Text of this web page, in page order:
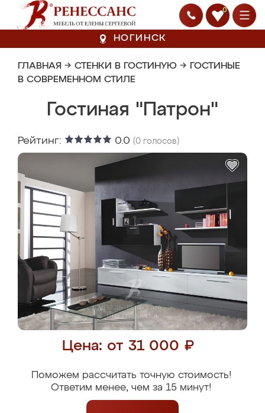
0
НОГИНСК
ГЛАВНАЯ → СТЕНКИ В ГОСТИНУЮ → ГОСТИНЫЕ
В СОВРЕМЕННОМ СТИЛЕ
Гостиная "Патрон"
Рейтинг: 0.0 (0 голосов)
Цена: от 31 000 ₽
Поможем рассчитать точную стоимость!
Ответим менее, чем за 15 минут!